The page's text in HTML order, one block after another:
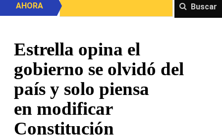
Buscar
AHORA
Estrella opina el
gobierno se olvidó del
país y solo piensa
en modificar
Constitución